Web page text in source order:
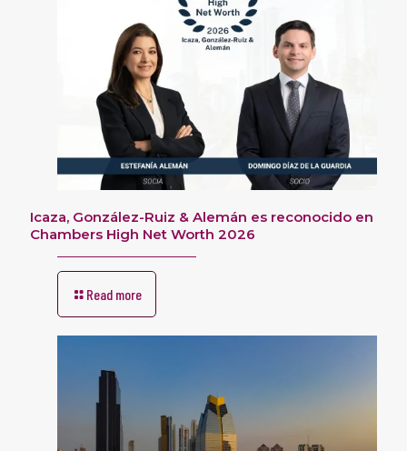
Icaza, González-Ruiz & Alemán es reconocido en
Chambers High Net Worth 2026
Read more